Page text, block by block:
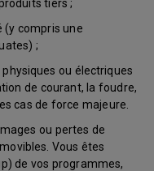
tiers ;
(y compris une
;
ou électriques
de courant, la foudre,
cas de force majeure.
ou pertes de
Vous êtes
de vos programmes,